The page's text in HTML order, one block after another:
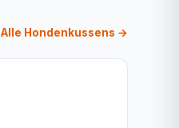
Alle Hondenkussens →